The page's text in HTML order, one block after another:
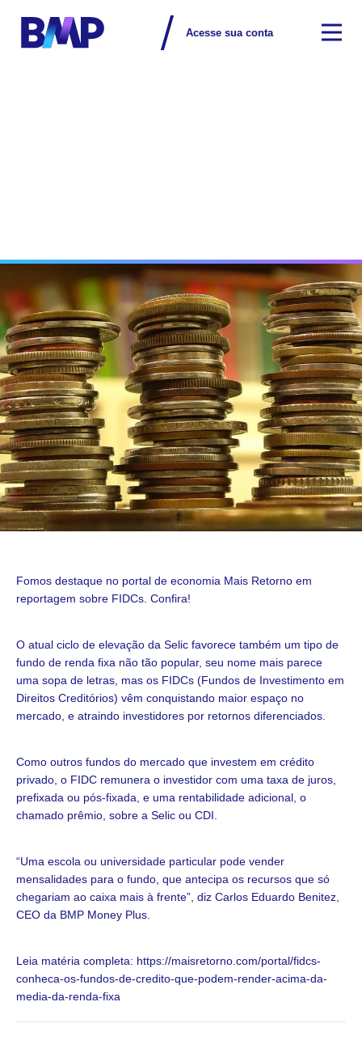
Acesse sua conta
Fomos destaque no portal de economia Mais Retorno em
reportagem sobre FIDCs. Confira!
O atual ciclo de elevação da Selic favorece também um tipo de
fundo de renda fixa não tão popular, seu nome mais parece
uma sopa de letras, mas os FIDCs (Fundos de Investimento em
Direitos Creditórios) vêm conquistando maior espaço no
mercado, e atraindo investidores por retornos diferenciados.
Como outros fundos do mercado que investem em crédito
privado, o FIDC remunera o investidor com uma taxa de juros,
prefixada ou pós-fixada, e uma rentabilidade adicional, o
chamado prêmio, sobre a Selic ou CDI.
“Uma escola ou universidade particular pode vender
mensalidades para o fundo, que antecipa os recursos que só
chegariam ao caixa mais à frente”, diz Carlos Eduardo Benitez,
CEO da BMP Money Plus.
Leia matéria completa: https://maisretorno.com/portal/fidcs-
conheca-os-fundos-de-credito-que-podem-render-acima-da-
media-da-renda-fixa